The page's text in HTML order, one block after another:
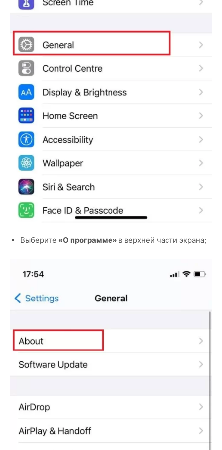
Выберите «О программе» в верхней части экрана;